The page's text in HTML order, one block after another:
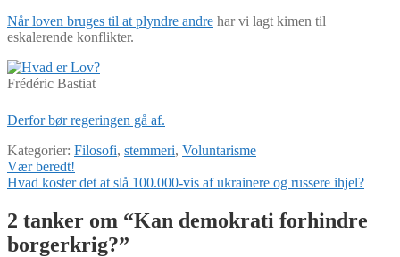
Når loven bruges til at plyndre andre har vi lagt kimen til
eskalerende konflikter.
Frédéric Bastiat
Derfor bør regeringen gå af.
Kategorier: Filosofi, stemmeri, Voluntarisme
Indlægsnavigation
Forrige
indlæg:
Vær beredt!
Næste
Hvad koster det at slå 100.000-vis af ukrainere og russere ihjel?
2 tanker om “Kan demokrati forhindre
borgerkrig?”